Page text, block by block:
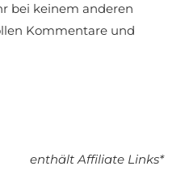
bei keinem anderen
Kommentare und
enthält Affiliate Links*